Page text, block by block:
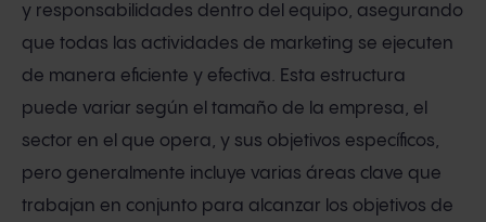
y responsabilidades dentro del equipo, asegurando
que todas las actividades de marketing se ejecuten
de manera eficiente y efectiva. Esta estructura
puede variar según el tamaño de la empresa, el
sector en el que opera, y sus objetivos específicos,
pero generalmente incluye varias áreas clave que
trabajan en conjunto para alcanzar los objetivos de